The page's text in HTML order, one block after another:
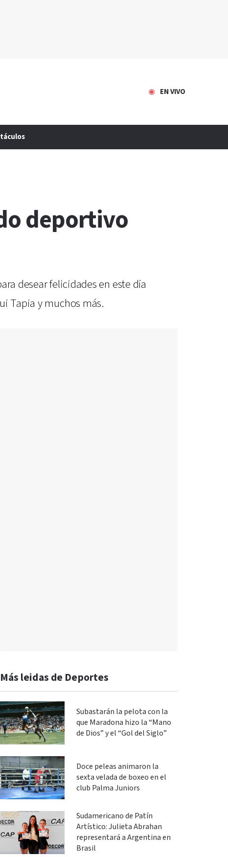
EN VIVO
deportivo
desear felicidades en este día
Tapia y muchos más.
Más leidas de Deportes
Subastarán la pelota con la
que Maradona hizo la “Mano
de Dios” y el “Gol del Siglo”
Doce peleas animaron la
sexta velada de boxeo en el
club Palma Juniors
Sudamericano de Patín
Artístico: Julieta Abrahan
representará a Argentina en
Brasil